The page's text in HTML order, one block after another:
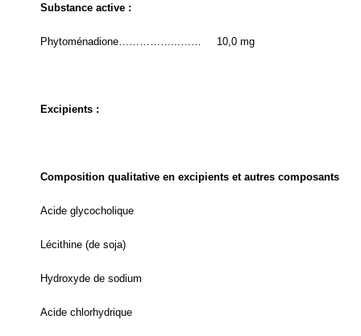
Substance active :
Phytoménadione……………...…… 10,0 mg
Excipients :
Composition qualitative en excipients et autres composants
Acide glycocholique
Lécithine (de soja)
Hydroxyde de sodium
Acide chlorhydrique